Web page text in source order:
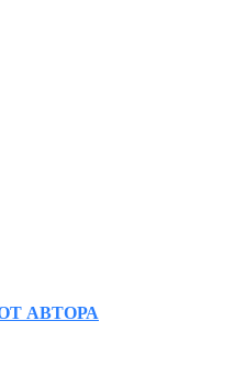
АВТОРА